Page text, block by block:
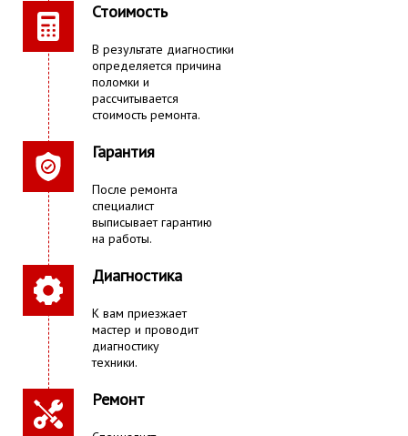
Стоимость
В результате диагностики
определяется причина
поломки и
рассчитывается
стоимость ремонта.
Гарантия
После ремонта
специалист
выписывает гарантию
на работы.
Диагностика
К вам приезжает
мастер и проводит
диагностику
техники.
Ремонт